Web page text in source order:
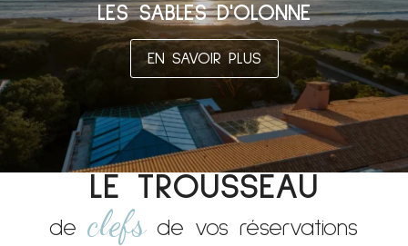
LES SABLES D'OLONNE
EN SAVOIR PLUS
LE TROUSSEAU
declefsde vos réservations